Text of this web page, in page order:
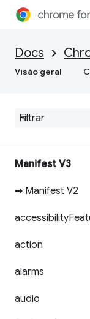
Docs
Visão geral
Manifest V3
➡ Manifest V2
accessibility
action
alarms
audio